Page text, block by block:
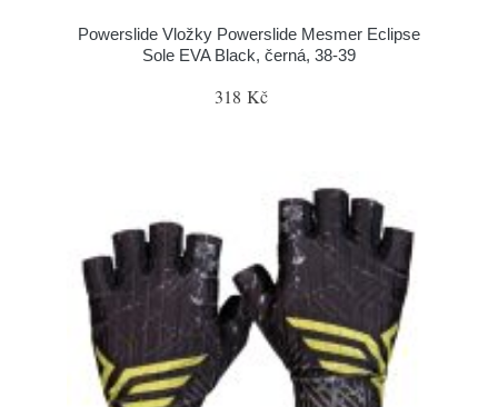
Powerslide Vložky Powerslide Mesmer Eclipse
Sole EVA Black, černá, 38-39
318 Kč